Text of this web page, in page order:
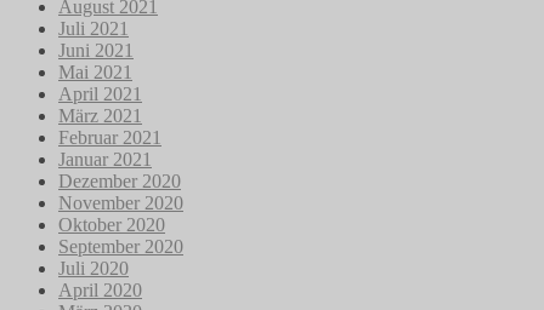
August 2021
Juli 2021
Juni 2021
Mai 2021
April 2021
März 2021
Februar 2021
Januar 2021
Dezember 2020
November 2020
Oktober 2020
September 2020
Juli 2020
April 2020